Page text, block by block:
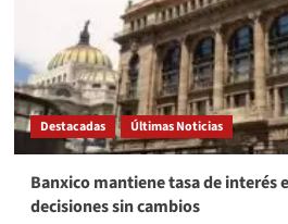
Destacadas Últimas Noticias
Banxico mantiene tasa de interés
decisiones sin cambios